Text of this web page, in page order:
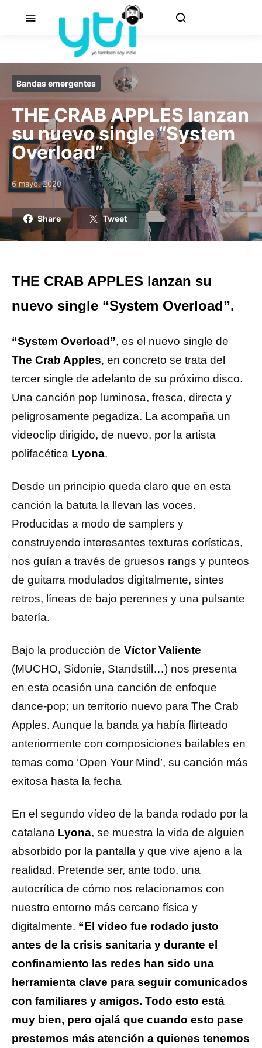
Bandas emergentes
THE CRAB APPLES lanzan
su nuevo single “System
Overload”
Posted on
6 mayo, 2020
Share Tweet
THE CRAB APPLES lanzan su
nuevo single “System Overload”.
“System Overload”, es el nuevo single de
The Crab Apples, en concreto se trata del
tercer single de adelanto de su próximo disco.
Una canción pop luminosa, fresca, directa y
peligrosamente pegadiza. La acompaña un
videoclip dirigido, de nuevo, por la artista
polifacética Lyona.
Desde un principio queda claro que en esta
canción la batuta la llevan las voces.
Producidas a modo de samplers y
construyendo interesantes texturas corísticas,
nos guían a través de gruesos rangs y punteos
de guitarra modulados digitalmente, sintes
retros, líneas de bajo perennes y una pulsante
batería.
Bajo la producción de Víctor Valiente
(MUCHO, Sidonie, Standstill…) nos presenta
en esta ocasión una canción de enfoque
dance-pop; un territorio nuevo para The Crab
Apples. Aunque la banda ya había flirteado
anteriormente con composiciones bailables en
temas como ‘Open Your Mind’, su canción más
exitosa hasta la fecha
En el segundo vídeo de la banda rodado por la
catalana Lyona, se muestra la vida de alguien
absorbido por la pantalla y que vive ajeno a la
realidad. Pretende ser, ante todo, una
autocrítica de cómo nos relacionamos con
nuestro entorno más cercano física y
digitalmente. “El vídeo fue rodado justo
antes de la crisis sanitaria y durante el
confinamiento las redes han sido una
herramienta clave para seguir comunicados
con familiares y amigos. Todo esto está
muy bien, pero ojalá que cuando esto pase
prestemos más atención a quienes tenemos